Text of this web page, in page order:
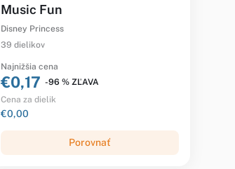
Music Fun
Disney Princess
39 dielikov
Najnižšia cena
€0,17 -96 % ZĽAVA
Cena za dielik
€0,00
Porovnať